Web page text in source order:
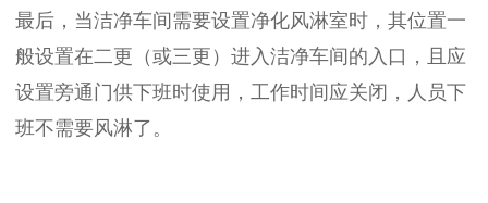
最后，当洁净车间需要设置净化风淋室时，其位置一
般设置在二更（或三更）进入洁净车间的入口，且应
设置旁通门供下班时使用，工作时间应关闭，人员下
班不需要风淋了。